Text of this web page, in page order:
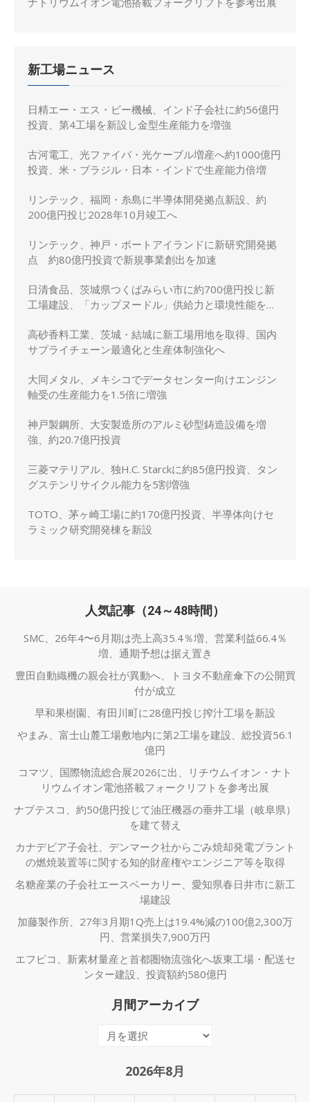
新工場ニュース
日精エー・エス・ビー機械、インド子会社に約56億円
投資、第4工場を新設し金型生産能力を増強
古河電工、光ファイバ・光ケーブル増産へ約1000億円
投資、米・ブラジル・日本・インドで生産能力倍増
リンテック、福岡・糸島に半導体開発拠点新設、約
200億円投じ2028年10月竣工へ
リンテック、神戸・ポートアイランドに新研究開発拠
点 約80億円投資で新規事業創出を加速
日清食品、茨城県つくばみらい市に約700億円投じ新
工場建設、「カップヌードル」供給力と環境性能を強
高砂香料工業、茨城・結城に新工場用地を取得、国内
サプライチェーン最適化と生産体制強化へ
大同メタル、メキシコでデータセンター向けエンジン
軸受の生産能力を1.5倍に増強
神戸製鋼所、大安製造所のアルミ砂型鋳造設備を増
強、約20.7億円投資
三菱マテリアル、独H.C. Starckに約85億円投資、タン
グステンリサイクル能力を5割増強
TOTO、茅ヶ崎工場に約170億円投資、半導体向けセ
ラミック研究開発棟を新設
人気記事（24～48時間）
SMC、26年4〜6月期は売上高35.4％増、営業利益66.4％
増、通期予想は据え置き
豊田自動織機の親会社が異動へ、トヨタ不動産傘下の公開買
付が成立
早和果樹園、有田川町に28億円投じ搾汁工場を新設
やまみ、富士山麓工場敷地内に第2工場を建設、総投資56.1
億円
コマツ、国際物流総合展2026に出、リチウムイオン・ナト
リウムイオン電池搭載フォークリフトを参考出展
ナブテスコ、約50億円投じて油圧機器の垂井工場（岐阜県）
を建て替え
カナデビア子会社、デンマーク社からごみ焼却発電プラント
の燃焼装置等に関する知的財産権やエンジニア等を取得
名糖産業の子会社エースベーカリー、愛知県春日井市に新工
場建設
加藤製作所、27年3月期1Q売上は19.4%減の100億2,300万
円、営業損失7,900万円
エフピコ、新素材量産と首都圏物流強化へ坂東工場・配送セ
ンター建設、投資額約580億円
月間アーカイブ
2026年8月